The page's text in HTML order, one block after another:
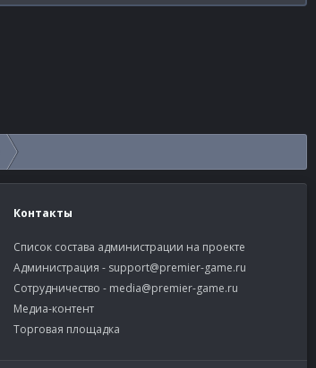
Контакты
Список состава администрации на проекте
Администрация - support@premier-game.ru
Сотрудничество - media@premier-game.ru
Медиа-контент
Торговая площадка